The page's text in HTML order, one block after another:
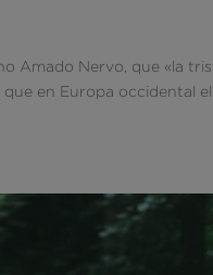
Amado Nervo, que «la
en Europa occidental